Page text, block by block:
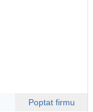
Poptat firmu